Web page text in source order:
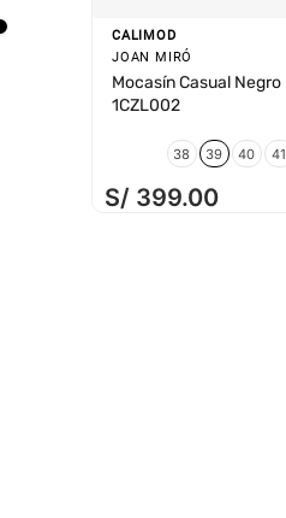
CALIMOD
JOAN MIRÓ
Mocasín Casual Negro
1CZL002
38 39 40 41
S/ 399.00